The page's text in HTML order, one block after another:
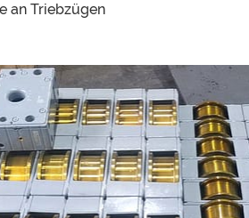
an Triebzügen